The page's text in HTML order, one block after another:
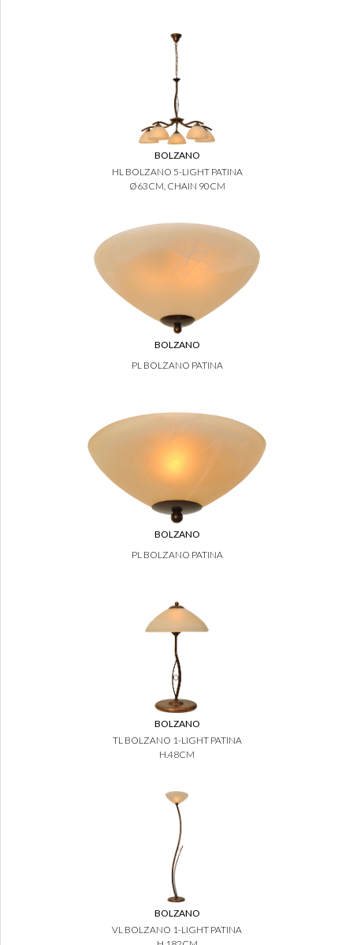
BOLZANO
HL BOLZANO 5-LIGHT PATINA
Ø63CM, CHAIN 90CM
BOLZANO
PL BOLZANO PATINA
BOLZANO
PL BOLZANO PATINA
BOLZANO
TL BOLZANO 1-LIGHT PATINA
H.48CM
BOLZANO
VL BOLZANO 1-LIGHT PATINA